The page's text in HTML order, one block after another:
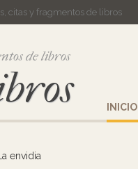
citas y fragmentos de libros
de libros
INICIO
La envidia